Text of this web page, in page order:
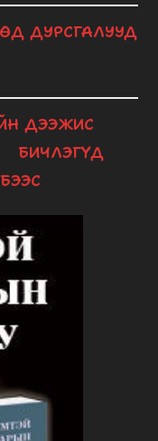
ДУРСГАЛУУД
ДЭЭЖИС
БИЧЛЭГҮҮД